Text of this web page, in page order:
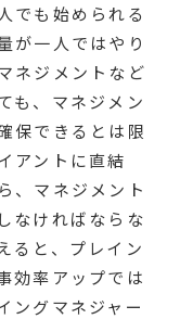
でも始められる
が一人ではやり
ネジメントなど
も、マネジメン
保できるとは限
アントに直結
、マネジメント
なければならな
ると、プレイン
効率アップでは
ングマネジャー